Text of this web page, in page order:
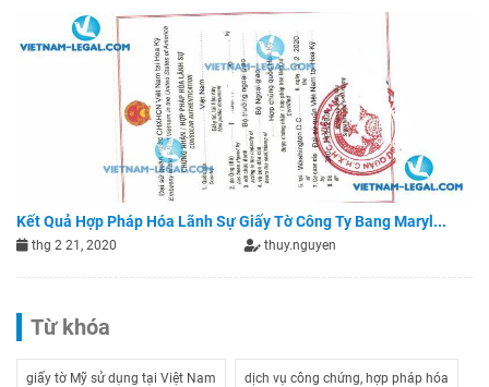
Kết Quả Hợp Pháp Hóa Lãnh Sự Giấy Tờ Công Ty Bang Maryl...
thg 2 21, 2020 thuy.nguyen
Từ khóa
giấy tờ Mỹ sử dụng tại Việt Nam dịch vụ công chứng, hợp pháp hóa